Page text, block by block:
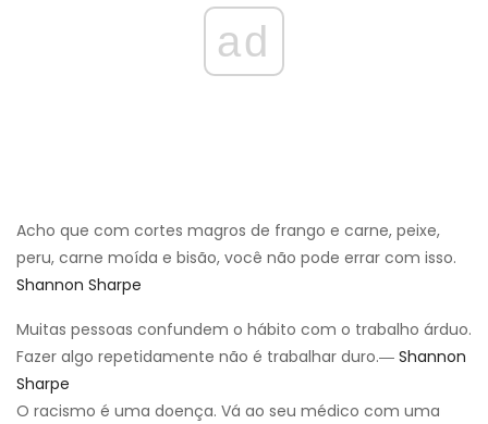
ad
Acho que com cortes magros de frango e carne, peixe,
peru, carne moída e bisão, você não pode errar com isso.
Shannon Sharpe
Muitas pessoas confundem o hábito com o trabalho árduo.
Fazer algo repetidamente não é trabalhar duro.― Shannon
Sharpe
O racismo é uma doença. Vá ao seu médico com uma